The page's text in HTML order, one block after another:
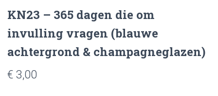
KN23 – 365 dagen die om
invulling vragen (blauwe
achtergrond & champagneglazen)
€ 3,00